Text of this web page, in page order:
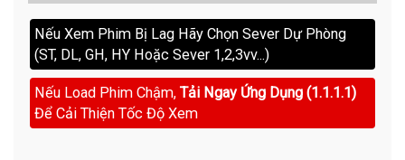
Nếu Xem Phim Bị Lag Hãy Chọn Sever Dự Phòng
(ST, DL, GH, HY Hoặc Sever 1,2,3vv...)
Nếu Load Phim Chậm, Tải Ngay Ứng Dụng (1.1.1.1)
Để Cải Thiện Tốc Độ Xem